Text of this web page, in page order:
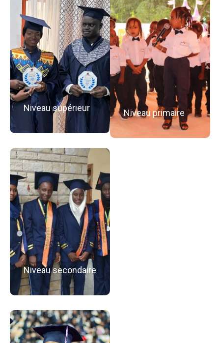
Niveau supérieur
Niveau secondaire
Niveau primaire